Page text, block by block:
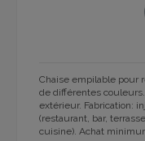
Chaise empilable pour
de différentes
extérieur. Fabrication:
(restaurant, bar,
cuisine). Achat